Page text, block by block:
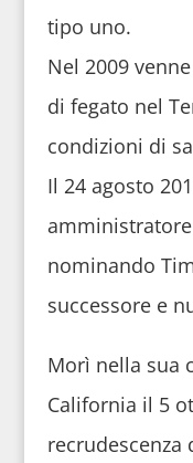
tipo uno.
Nel 2009
di fegato nel
condizioni di
Il 24 agosto
nominando
successore e
Morì nella sua
California il 5
recrudescenza